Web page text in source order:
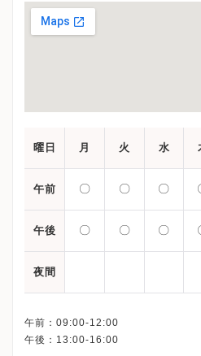
曜日 月 火 水
午前 〇 〇 〇
午後 〇 〇 〇
夜間
午前：09:00-12:00